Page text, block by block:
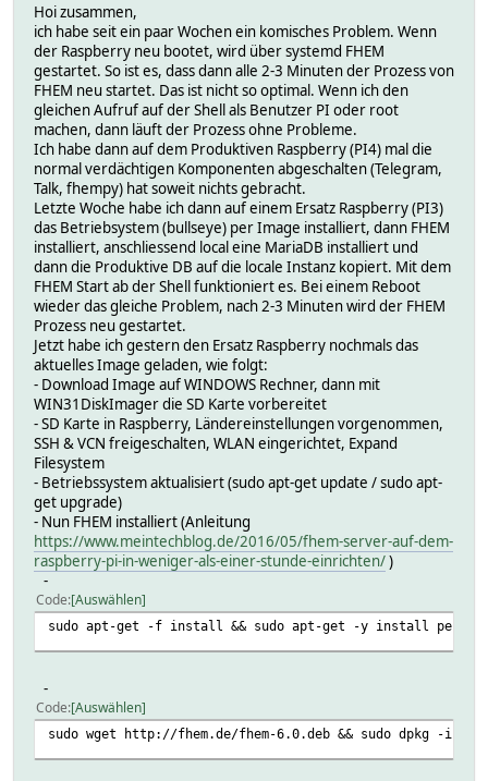
Hoi zusammen,
ich habe seit ein paar Wochen ein komisches Problem. Wenn
der Raspberry neu bootet, wird über systemd FHEM
gestartet. So ist es, dass dann alle 2-3 Minuten der Prozess von
FHEM neu startet. Das ist nicht so optimal. Wenn ich den
gleichen Aufruf auf der Shell als Benutzer PI oder root
machen, dann läuft der Prozess ohne Probleme.
Ich habe dann auf dem Produktiven Raspberry (PI4) mal die
normal verdächtigen Komponenten abgeschalten (Telegram,
Talk, fhempy) hat soweit nichts gebracht.
Letzte Woche habe ich dann auf einem Ersatz Raspberry (PI3)
das Betriebsystem (bullseye) per Image installiert, dann FHEM
installiert, anschliessend local eine MariaDB installiert und
dann die Produktive DB auf die locale Instanz kopiert. Mit dem
FHEM Start ab der Shell funktioniert es. Bei einem Reboot
wieder das gleiche Problem, nach 2-3 Minuten wird der FHEM
Prozess neu gestartet.
Jetzt habe ich gestern den Ersatz Raspberry nochmals das
aktuelles Image geladen, wie folgt:
- Download Image auf WINDOWS Rechner, dann mit
WIN31DiskImager die SD Karte vorbereitet
- SD Karte in Raspberry, Ländereinstellungen vorgenommen,
SSH & VCN freigeschalten, WLAN eingerichtet, Expand
Filesystem
- Betriebssystem aktualisiert (sudo apt-get update / sudo apt-
get upgrade)
- Nun FHEM installiert (Anleitung
https://www.meintechblog.de/2016/05/fhem-server-auf-dem-
raspberry-pi-in-weniger-als-einer-stunde-einrichten/)
-
Code Auswählen
sudo apt-get -f install && sudo apt-get -y install perl-
-
Code Auswählen
sudo wget http://fhem.de/fhem-6.0.deb && sudo dpkg -i